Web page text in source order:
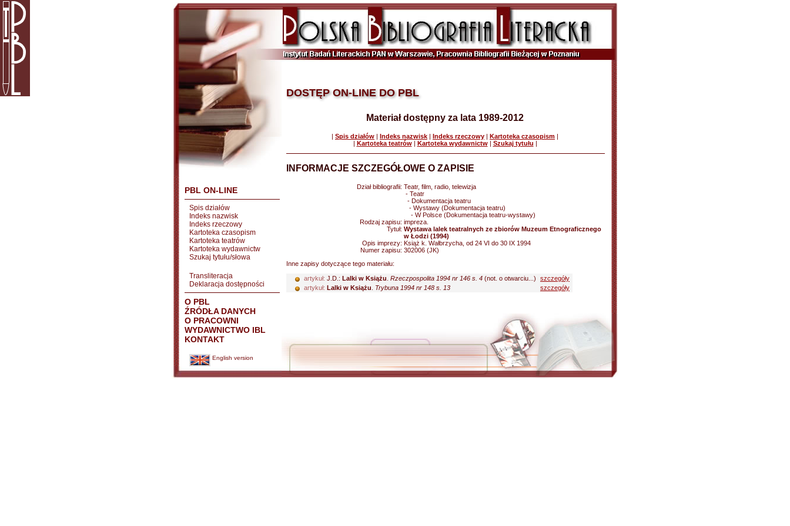
PBL ON-LINE
Spis działów
Indeks nazwisk
Indeks rzeczowy
Kartoteka czasopism
Kartoteka teatrów
Kartoteka wydawnictw
Szukaj tytułu/słowa
Transliteracja
Deklaracja dostępności
O PBL
ŹRÓDŁA DANYCH
O PRACOWNI
WYDAWNICTWO IBL
KONTAKT
English version
DOSTĘP ON-LINE DO PBL
Materiał dostępny za lata 1989-2012
| Spis działów | Indeks nazwisk | Indeks rzeczowy | Kartoteka czasopism |
| Kartoteka teatrów| Kartoteka wydawnictw| Szukaj tytułu |
INFORMACJE SZCZEGÓŁOWE O ZAPISIE
Dział bibliografii: Teatr, film, radio, telewizja
- Teatr
- Dokumentacja teatru
- Wystawy (Dokumentacja teatru)
- W Polsce (Dokumentacja teatru-wystawy)
Rodzaj zapisu: impreza.
Tytuł: Wystawa lalek teatralnych ze zbiorów Muzeum Etnograficznego
w Łodzi (1994)
Opis imprezy: Książ k. Wałbrzycha, od 24 VI do 30 IX 1994
Numer zapisu: 302006 (JK)
Inne zapisy dotyczące tego materiału:
artykuł: J.D.: Lalki w Książu Rzeczpospolita 1994 nr 146 s. 4 (not. o otwarciu...)
szczegóły
artykuł: Lalki w Książu Trybuna 1994 nr 148 s. 13 szczegóły